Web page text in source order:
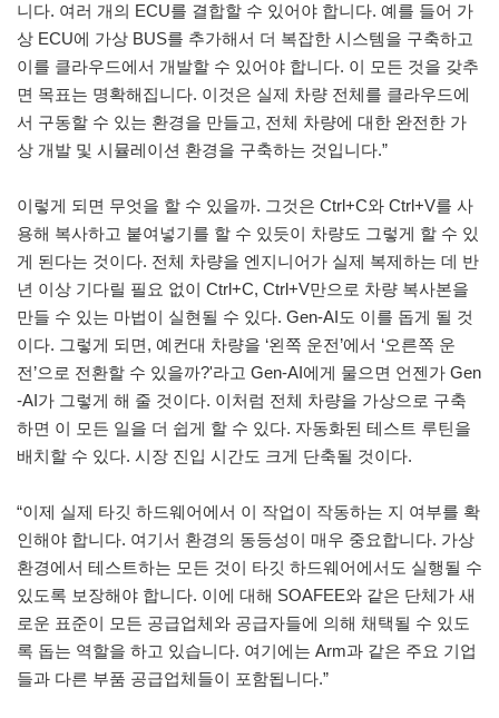
니다. 여러 개의 ECU를 결합할 수 있어야 합니다. 예를 들어 가
상 ECU에 가상 BUS를 추가해서 더 복잡한 시스템을 구축하고
이를 클라우드에서 개발할 수 있어야 합니다. 이 모든 것을 갖추
면 목표는 명확해집니다. 이것은 실제 차량 전체를 클라우드에
서 구동할 수 있는 환경을 만들고, 전체 차량에 대한 완전한 가
상 개발 및 시뮬레이션 환경을 구축하는 것입니다.”
이렇게 되면 무엇을 할 수 있을까. 그것은 Ctrl+C와 Ctrl+V를 사
용해 복사하고 붙여넣기를 할 수 있듯이 차량도 그렇게 할 수 있
게 된다는 것이다. 전체 차량을 엔지니어가 실제 복제하는 데 반
년 이상 기다릴 필요 없이 Ctrl+C, Ctrl+V만으로 차량 복사본을
만들 수 있는 마법이 실현될 수 있다. Gen-AI도 이를 돕게 될 것
이다. 그렇게 되면, 예컨대 차량을 ‘왼쪽 운전’에서 ‘오른쪽 운
전’으로 전환할 수 있을까?'라고 Gen-AI에게 물으면 언젠가 Gen
-AI가 그렇게 해 줄 것이다. 이처럼 전체 차량을 가상으로 구축
하면 이 모든 일을 더 쉽게 할 수 있다. 자동화된 테스트 루틴을
배치할 수 있다. 시장 진입 시간도 크게 단축될 것이다.
“이제 실제 타깃 하드웨어에서 이 작업이 작동하는 지 여부를 확
인해야 합니다. 여기서 환경의 동등성이 매우 중요합니다. 가상
환경에서 테스트하는 모든 것이 타깃 하드웨어에서도 실행될 수
있도록 보장해야 합니다. 이에 대해 SOAFEE와 같은 단체가 새
로운 표준이 모든 공급업체와 공급자들에 의해 채택될 수 있도
록 돕는 역할을 하고 있습니다. 여기에는 Arm과 같은 주요 기업
들과 다른 부품 공급업체들이 포함됩니다.”